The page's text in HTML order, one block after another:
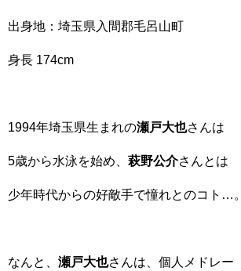
出身地：埼玉県入間郡毛呂山町
身長 174cm
1994年埼玉県生まれの瀬戸大也さんは
5歳から水泳を始め、 萩野公介さんとは
少年時代からの好敵手で憧れとのコト…。
なんと、 瀬戸大也さんは、個人メドレー